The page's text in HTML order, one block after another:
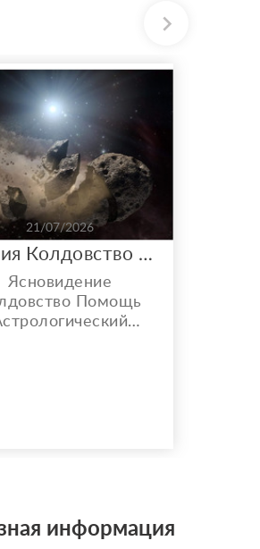
21/07/2026
Магия Колдовство Астрология
Ясновидение
Помощь
информация